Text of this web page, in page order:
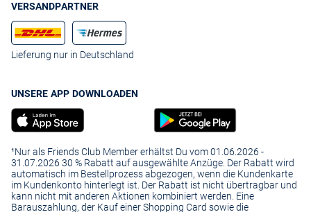
VERSANDPARTNER
Lieferung nur in Deutschland
UNSERE APP DOWNLOADEN
¹Nur als Friends Club Member erhältst Du vom 01.06.2026 -
31.07.2026 30 % Rabatt auf ausgewählte Anzüge. Der Rabatt wird
automatisch im Bestellprozess abgezogen, wenn die Kundenkarte
im Kundenkonto hinterlegt ist. Der Rabatt ist nicht übertragbar und
kann nicht mit anderen Aktionen kombiniert werden. Eine
Barauszahlung, der Kauf einer Shopping Card sowie die